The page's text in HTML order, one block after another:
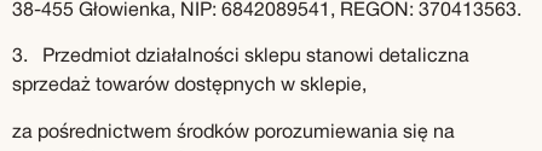
38-455 Głowienka, NIP: 6842089541, REGON: 370413563.
3. Przedmiot działalności sklepu stanowi detaliczna
sprzedaż towarów dostępnych w sklepie,
za pośrednictwem środków porozumiewania się na